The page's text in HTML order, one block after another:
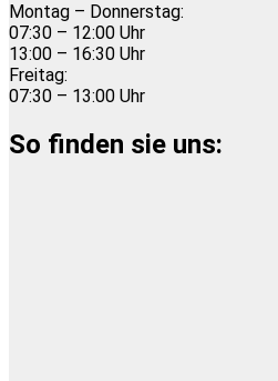
Montag – Donnerstag:
07:30 – 12:00 Uhr
13:00 – 16:30 Uhr
Freitag:
07:30 – 13:00 Uhr
So finden sie uns: